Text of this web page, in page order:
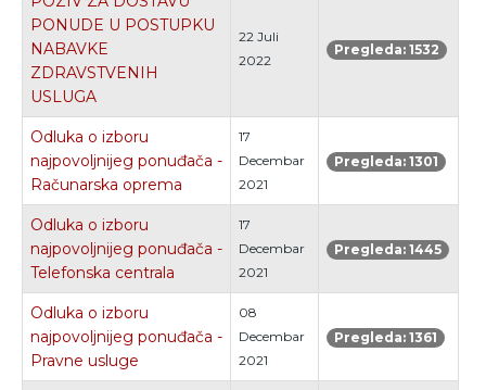
PONUDE U POSTUPKU
NABAVKE
ZDRAVSTVENIH
USLUGA
22 Juli
2022
Pregleda: 1532
Odluka o izboru
najpovoljnijeg ponuđača -
Računarska oprema
17
Decembar
2021
Pregleda: 1301
Odluka o izboru
najpovoljnijeg ponuđača -
Telefonska centrala
17
Decembar
2021
Pregleda: 1445
Odluka o izboru
najpovoljnijeg ponuđača -
Pravne usluge
08
Decembar
2021
Pregleda: 1361